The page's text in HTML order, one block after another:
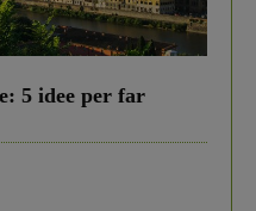
5 idee per far